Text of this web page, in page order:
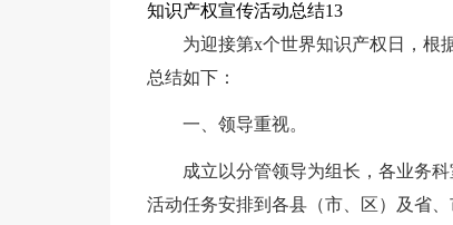
知识产权宣传活动总结13
为迎接第x个世界知识产权日，根
总结如下：
一、领导重视。
成立以分管领导为组长，各业务
活动任务安排到各县（市、区）及省、